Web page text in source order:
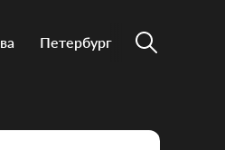
Петербург